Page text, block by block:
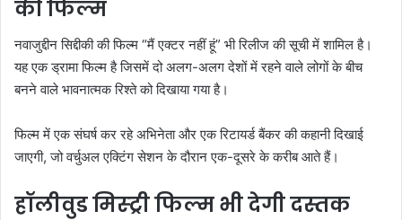
की फिल्म
नवाजुद्दीन सिद्दीकी की फिल्म “मैं एक्टर नहीं हूं” भी रिलीज की सूची में शामिल है।
यह एक ड्रामा फिल्म है जिसमें दो अलग-अलग देशों में रहने वाले लोगों के बीच
बनने वाले भावनात्मक रिश्ते को दिखाया गया है।
फिल्म में एक संघर्ष कर रहे अभिनेता और एक रिटायर्ड बैंकर की कहानी दिखाई
जाएगी, जो वर्चुअल एक्टिंग सेशन के दौरान एक-दूसरे के करीब आते हैं।
हॉलीवुड मिस्ट्री फिल्म भी देगी दस्तक